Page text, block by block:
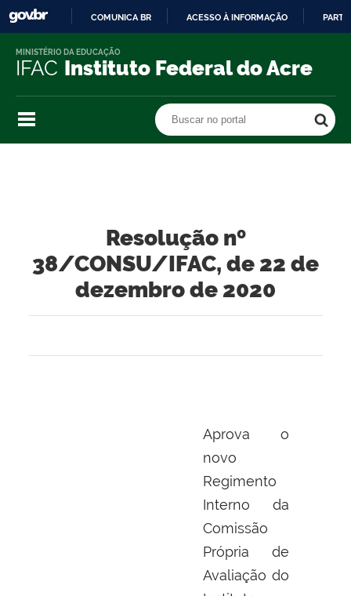
O
COMUNICA BR ACESSO À INFORMAÇÃO
IFAC Instituto Federal do Acre
MINISTÉRIO DA EDUCAÇÃO
Buscar no portal
Resolução nº
38/CONSU/IFAC, de 22 de
dezembro de 2020
Aprova o
novo
Regimento
Interno da
Comissão
Própria de
Avaliação do